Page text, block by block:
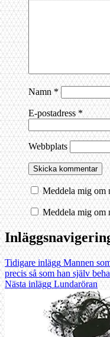
Namn*
E-postadress*
Webbplats
Meddela mig om
Meddela mig om
Tidigare inläggMannen
precis så som han själv
Nästa inläggLundaröran